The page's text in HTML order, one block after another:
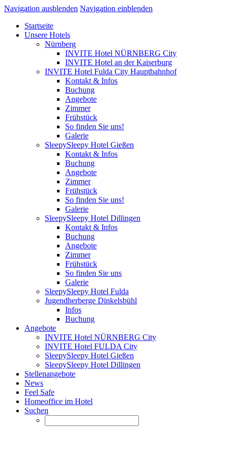
Navigation ausblenden Navigation einblenden
Startseite
Unsere Hotels
Nürnberg
INVITE Hotel NÜRNBERG City
INVITE Hotel an der Kaiserburg
INVITE Hotel Fulda City Hauptbahnhof
Kontakt & Infos
Buchung
Angebote
Zimmer
Frühstück
So finden Sie uns!
Galerie
SleepySleepy Hotel Gießen
Kontakt & Infos
Buchung
Angebote
Zimmer
Frühstück
So finden Sie uns!
Galerie
SleepySleepy Hotel Dillingen
Kontakt & Infos
Buchung
Angebote
Zimmer
Frühstück
So finden Sie uns
Galerie
SleepySleepy Hotel Fulda
Jugendherberge Dinkelsbühl
Infos
Buchung
Angebote
INVITE Hotel NÜRNBERG City
INVITE Hotel FULDA City
SleepySleepy Hotel Gießen
SleepySleepy Hotel Dillingen
Stellenangebote
News
Feel Safe
Homeoffice im Hotel
Suchen